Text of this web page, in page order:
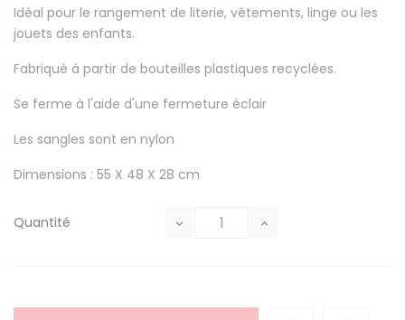
Idéal pour le rangement de literie, vêtements, linge ou les
jouets des enfants.
Fabriqué à partir de bouteilles plastiques recyclées.
Se ferme à l'aide d'une fermeture éclair
Les sangles sont en nylon
Dimensions : 55 X 48 X 28 cm
Quantité